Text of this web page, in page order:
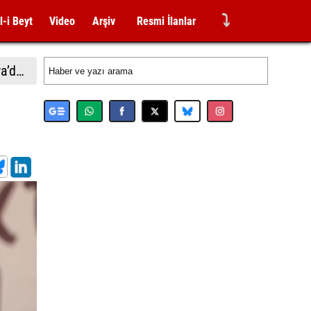
i Beyt Video Arşiv Resmi İlanlar ⤵
BTP’den Samsun ilçelerine çıkarma: Havza’da sel mağduru esnafa destek, Vezirköprü ve Bafra’da saha hamlesi